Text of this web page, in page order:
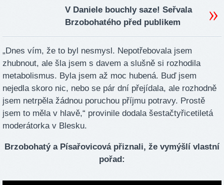
V Daniele bouchly saze! Seřvala
Brzobohatého před publikem
„Dnes vím, že to byl nesmysl. Nepotřebovala jsem
zhubnout, ale šla jsem s davem a slušně si rozhodila
metabolismus. Byla jsem až moc hubená. Buď jsem
nejedla skoro nic, nebo se pár dní přejídala, ale rozhodně
jsem netrpěla žádnou poruchou příjmu potravy. Prostě
jsem to měla v hlavě,“ provinile dodala šestačtyřicetiletá
moderátorka v Blesku.
Brzobohatý a Písařovicová přiznali, že vymýšlí vlastní
pořad: